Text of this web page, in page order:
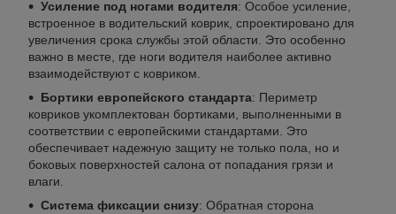
Усиление под ногами водителя: Особое усиление,
встроенное в водительский коврик, спроектировано для
увеличения срока службы этой области. Это особенно
важно в месте, где ноги водителя наиболее активно
взаимодействуют с ковриком.
Бортики европейского стандарта: Периметр
ковриков укомплектован бортиками, выполненными в
соответствии с европейскими стандартами. Это
обеспечивает надежную защиту не только пола, но и
боковых поверхностей салона от попадания грязи и
влаги.
Система фиксации снизу: Обратная сторона